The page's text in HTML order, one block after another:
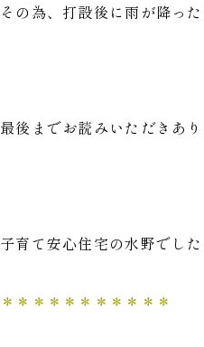
その為、打設後に雨が降っ
最後までお読みいただきあ
子育て安心住宅の水野でした
＊＊＊＊＊＊＊＊＊＊＊